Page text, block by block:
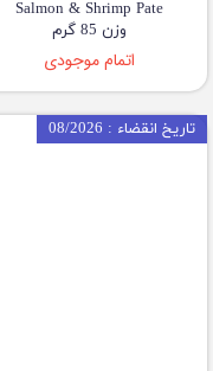
Salmon & Shrimp Pate
وزن 85 گرم
اتمام موجودی
تاریخ انقضاء : 08/2026